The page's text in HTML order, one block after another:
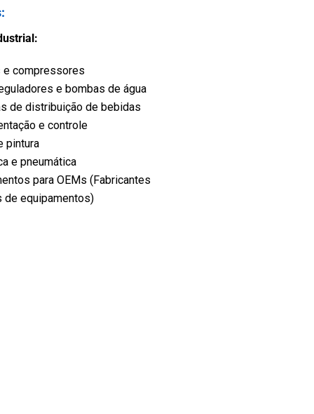
e compressores
e bombas de água
de distribuição de bebidas
e controle
pintura
e pneumática
para OEMs (Fabricantes
de equipamentos)